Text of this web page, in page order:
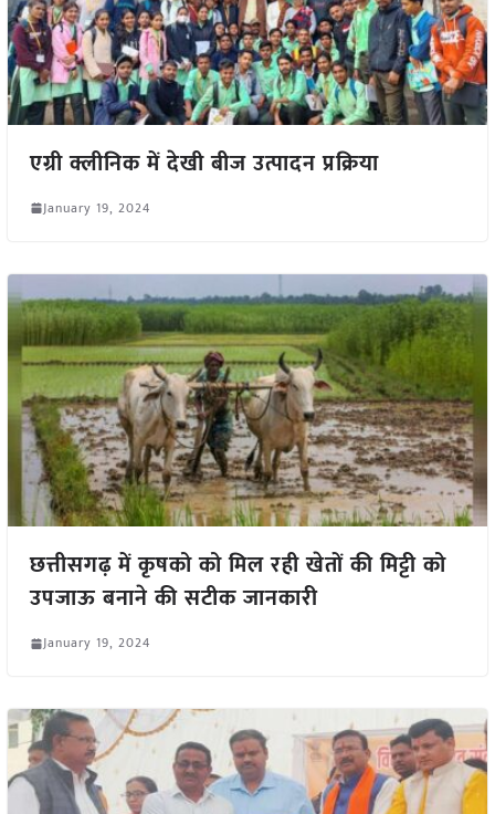
एग्री क्लीनिक में देखी बीज उत्पादन प्रक्रिया
January 19, 2024
छत्तीसगढ़ में कृषको को मिल रही खेतों की मिट्टी को
उपजाऊ बनाने की सटीक जानकारी
January 19, 2024